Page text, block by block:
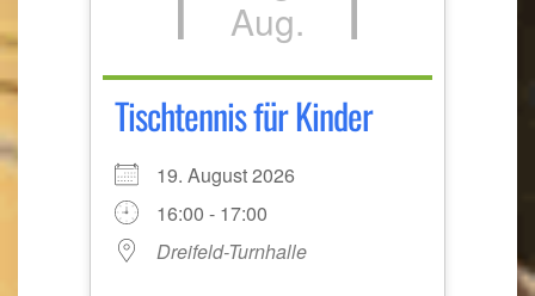
Aug.
Tischtennis für Kinder
19. August 2026
16:00 - 17:00
Dreifeld-Turnhalle